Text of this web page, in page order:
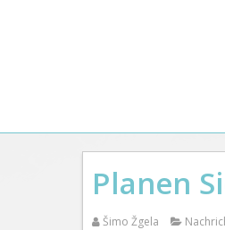
Planen
Šimo Žgela